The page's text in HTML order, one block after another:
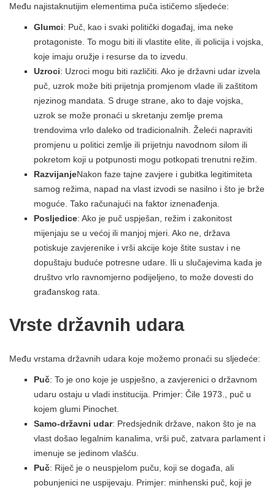
Među najistaknutijim elementima puča ističemo sljedeće:
Glumci: Puč, kao i svaki politički događaj, ima neke
protagoniste. To mogu biti ili vlastite elite, ili policija i vojska,
koje imaju oružje i resurse da to izvedu.
Uzroci: Uzroci mogu biti različiti. Ako je državni udar izvela
puč, uzrok može biti prijetnja promjenom vlade ili zaštitom
njezinog mandata. S druge strane, ako to daje vojska,
uzrok se može pronaći u skretanju zemlje prema
trendovima vrlo daleko od tradicionalnih. Želeći napraviti
promjenu u politici zemlje ili prijetnju navodnom silom ili
pokretom koji u potpunosti mogu potkopati trenutni režim.
RazvijanjeNakon faze tajne zavjere i gubitka legitimiteta
samog režima, napad na vlast izvodi se nasilno i što je brže
moguće. Tako računajući na faktor iznenađenja.
Posljedice: Ako je puč uspješan, režim i zakonitost
mijenjaju se u većoj ili manjoj mjeri. Ako ne, država
potiskuje zavjerenike i vrši akcije koje štite sustav i ne
dopuštaju buduće potresne udare. Ili u slučajevima kada je
društvo vrlo ravnomjerno podijeljeno, to može dovesti do
građanskog rata.
Vrste državnih udara
Među vrstama državnih udara koje možemo pronaći su sljedeće:
Puč: To je ono koje je uspješno, a zavjerenici o državnom
udaru ostaju u vladi institucija. Primjer: Čile 1973., puč u
kojem glumi Pinochet.
Samo-državni udar: Predsjednik države, nakon što je na
vlast došao legalnim kanalima, vrši puč, zatvara parlament i
imenuje se jedinom vlašću.
Puč: Riječ je o neuspjelom puču, koji se događa, ali
pobunjenici ne uspijevaju. Primjer: minhenski puč, koji je